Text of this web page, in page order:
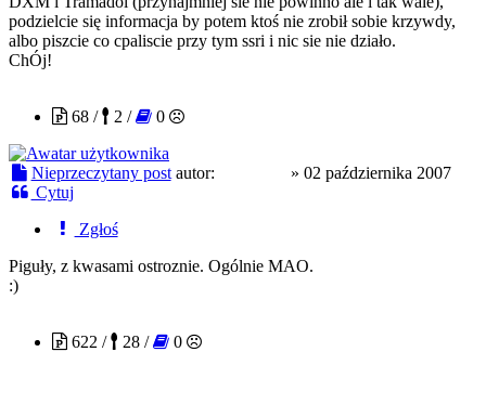
podzielcie się informacja by potem ktoś nie zrobił sobie krzywdy,
albo piszcie co cpaliscie przy tym ssri i nic sie nie działo.
ChÓj!
68 /
2 / 0
Nieprzeczytany post autor: » 02 października 2007
Cytuj
Zgłoś
Piguły, z kwasami ostroznie. Ogólnie MAO.
:)
622 /
28 / 0